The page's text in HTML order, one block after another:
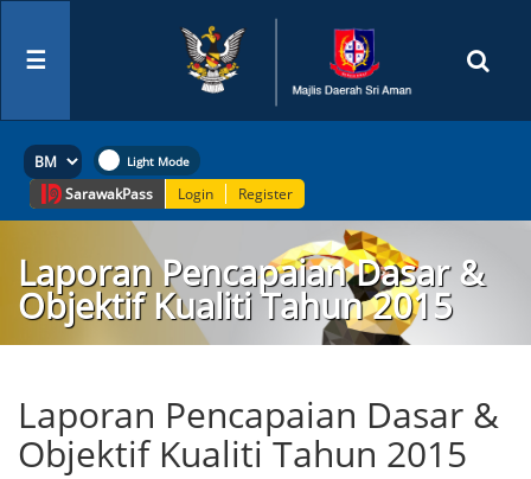
☰
SarawakPass Login Register
Laporan Pencapaian Dasar &
Objektif Kualiti Tahun 2015
Laporan Pencapaian Dasar &
Objektif Kualiti Tahun 2015